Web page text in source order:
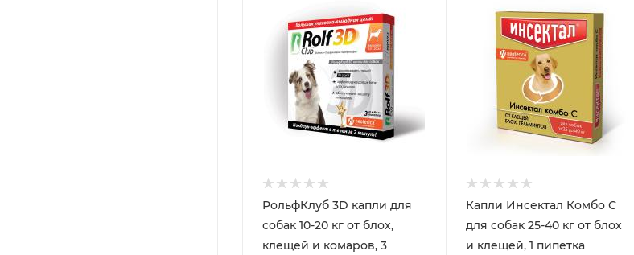
РольфКлуб 3D капли для
собак 10-20 кг от блох,
клещей и комаров, 3
Капли Инсектал Комбо С
для собак 25-40 кг от блох
и клещей, 1 пипетка